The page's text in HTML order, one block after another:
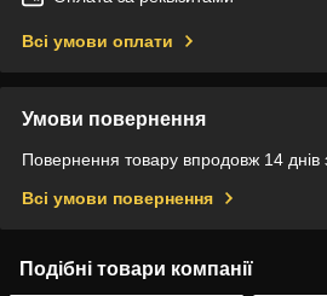
Всі умови оплати
Умови повернення
Повернення товару впродовж 14 днів
Всі умови повернення
Подібні товари компанії